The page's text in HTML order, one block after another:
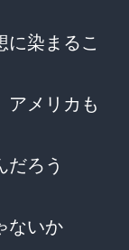
に染まるこ
アメリカも
だろう
ないか